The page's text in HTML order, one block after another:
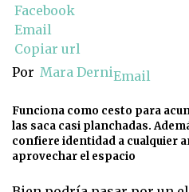
Facebook
Email
Copiar url
Por Mara DerniEmail
Funciona como cesto para
las saca casi planchadas.
confiere identidad a cualquier
aprovechar el espacio